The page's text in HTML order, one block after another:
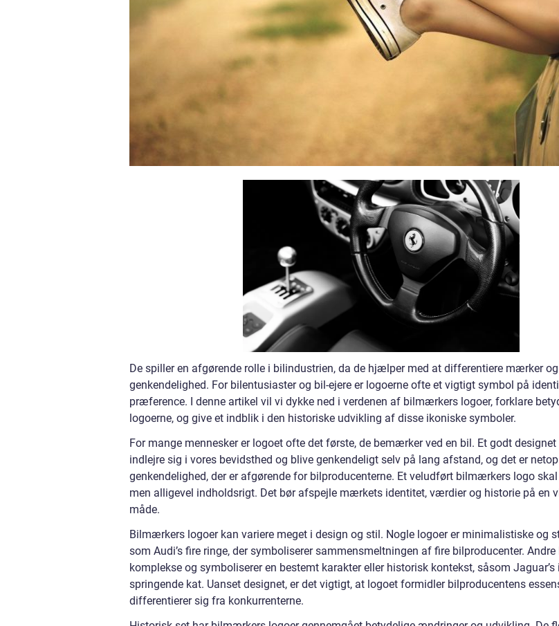
De spiller en afgørende rolle i bilindustrien, da de hjælper med at differentiere mærker
genkendelighed. For bilentusiaster og bil-ejere er logoerne ofte et vigtigt symbol på
præference. I denne artikel vil vi dykke ned i verdenen af bilmærkers logoer, forklare
logoerne, og give et indblik i den historiske udvikling af disse ikoniske symboler.
For mange mennesker er logoet ofte det første, de bemærker ved en bil. Et godt
indlejre sig i vores bevidsthed og blive genkendeligt selv på lang afstand, og det er
genkendelighed, der er afgørende for bilproducenterne. Et veludført bilmærkers logo
men alligevel indholdsrigt. Det bør afspejle mærkets identitet, værdier og historie på en
måde.
Bilmærkers logoer kan variere meget i design og stil. Nogle logoer er minimalistiske og
som Audi’s fire ringe, der symboliserer sammensmeltningen af fire bilproducenter. Andre
komplekse og symboliserer en bestemt karakter eller historisk kontekst, såsom Jaguar’s
springende kat. Uanset designet, er det vigtigt, at logoet formidler bilproducentens
differentierer sig fra konkurrenterne.